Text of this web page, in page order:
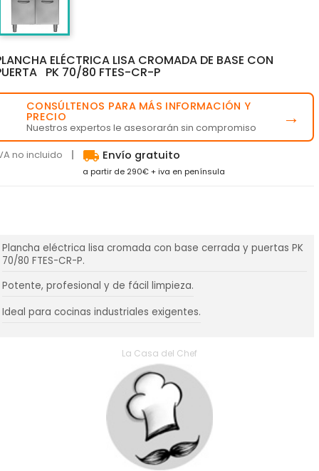
ELÉCTRICA LISA CROMADA DE BASE CON
PK 70/80 FTES-CR-P
CONSÚLTENOS PARA MÁS INFORMACIÓN Y
PRECIO
Nuestros expertos le asesorarán sin compromiso →
no incluido local_shipping Envío gratuito
a partir de 290€ + iva en península
Plancha eléctrica lisa cromada con base cerrada y puertas PK
70/80 FTES-CR-P.
Potente, profesional y de fácil limpieza.
Ideal para cocinas industriales exigentes.
La Casa del Chef